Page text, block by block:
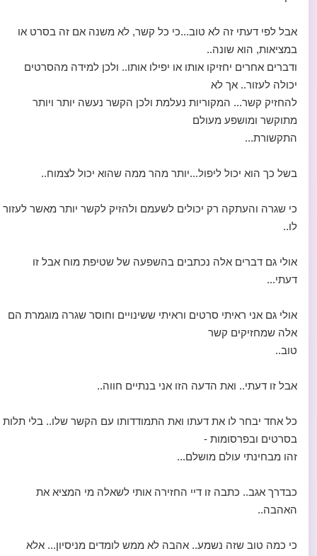
אבל לפי דעתי זה לא טוב...כי כל קשר, לא משנה אם זה בסרט או
במציאות, הוא שונה..
ודברים אחרים יחזיקו אותו או יפילו אותו.. ולכן למידה מהסרטים
יכולה לעזור.. אך לא
להחזיק קשר... המקוריות נעלמת ולכן הקשר נעשה יותר ויותר
מתוקשר ומושפע מעולם
התקשורת...
בשל כך הוא יכול ליפול...יותר מהר ממה שהוא יכול לצמוח..
כי שגרה והעתקה רק יכולים לשעמם ולהזיק לקשר יותר מאשר לעזור
לו..
אולי גם דברים אלה נכתבים בהשפעה של שטיפת מוח אבל זו
דעתי...
אולי גם אני ראיתי סרטים וראיתי ששינויים וחוסר שגרה מוגמרת הם
אלה שמחזיקים קשר
טוב..
אבל זו דעתי.. ואת הדעה הזו אני בנתיים חווה..
כל אחד יבחר לו את דעתו ואת התמודדותו עם הקשר שלו.. בלי תלות
בסרטים ובפרסומות -
זהו מבחינתי עולם מושלם...
כבדרך אגב.. כתבה זו דיי החזירה אותי לשאלה מי המציא את
האהבה..
כי כמה טוב שזה נשמע.. אהבה לא ממש לומדים מניסיון... אלא